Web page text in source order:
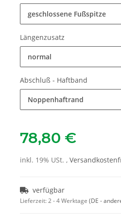
geschlossene Fußspitze
Längenzusatz
normal
Abschluß - Haftband
Noppenhaftrand
78,80 €
inkl. 19% USt. ,
verfügbar
Lieferzeit:2 - 4 Werktage (DE -